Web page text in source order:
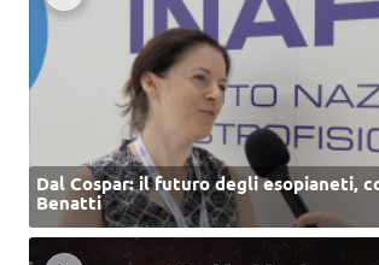
Dal Cospar: il futuro degli esopianeti,
Benatti